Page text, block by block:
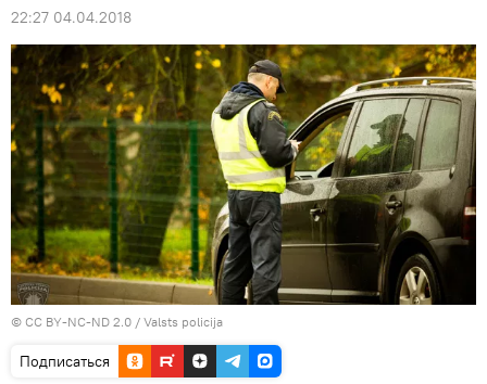
22:27 04.04.2018
© CC BY-NC-ND 2.0 / Valsts policija
Подписаться